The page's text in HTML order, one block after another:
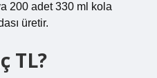
200 adet 330 ml kola
üretir.
TL?